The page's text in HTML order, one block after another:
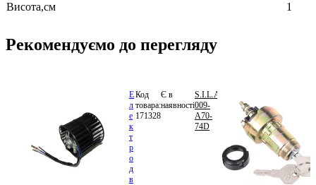
Висота,см
1
Рекомендуємо до перегляду
Е
л
е
к
т
р
о
д
в
Код
товара:
171328
Є в
наявності
S.I.L.A.
009-
А70-
74D
грн.
В
кошик